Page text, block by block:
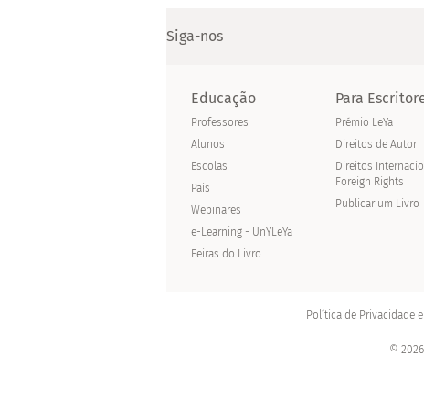
Siga-nos
Educação
Professores
Alunos
Escolas
Pais
Webinares
e-Learning - UnYLeYa
Feiras do Livro
Para
Prémio LeYa
Direitos de Autor
Direitos
Foreign Rights
Publicar um Livro
Política de Privacidade
©